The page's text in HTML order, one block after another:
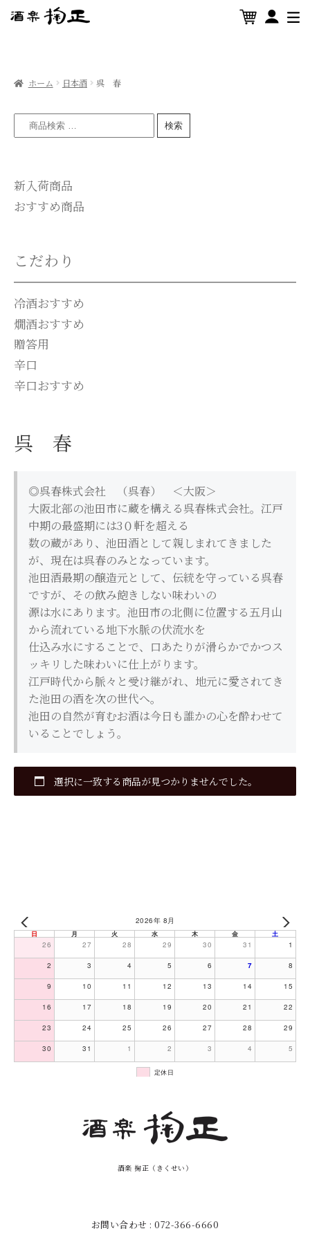
酒楽 掬正のこと
商品
お知らせ
カートを見る
ホーム 日本酒 呉 春
呉 春
◎呉春株式会社 （呉春） ＜大阪＞
大阪北部の池田市に蔵を構える呉春株式会社。江戸
中期の最盛期には3０軒を超える
数の蔵があり、池田酒として親しまれてきました
が、現在は呉春のみとなっています。
池田酒最期の醸造元として、伝統を守っている呉春
ですが、その飲み飽きしない味わいの
源は水にあります。池田市の北側に位置する五月山
から流れている地下水脈の伏流水を
仕込み水にすることで、口あたりが滑らかでかつス
ッキリした味わいに仕上がります。
江戸時代から脈々と受け継がれ、地元に愛されてき
た池田の酒を次の世代へ。
池田の自然が育むお酒は今日も誰かの心を酔わせて
いることでしょう。
選択に一致する商品が見つかりませんでした。
検索
新入荷商品
おすすめ商品
こだわり
冷酒おすすめ
燗酒おすすめ
贈答用
辛口
辛口おすすめ
2026年 8月
日 月 火 水 木 金 土
26 27 28 29 30 31 1
2 3 4 5 6 7 8
9 10 11 12 13 14 15
16 17 18 19 20 21 22
23 24 25 26 27 28 29
30 31 1 2 3 4 5
定休日
酒楽 掬正（きくせい）
お問い合わせ : 072-366-6660